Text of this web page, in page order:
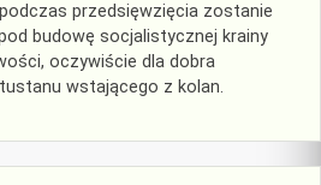
przedsięwzięcia zostanie
budowę socjalistycznej krainy
oczywiście dla dobra
wstającego z kolan.